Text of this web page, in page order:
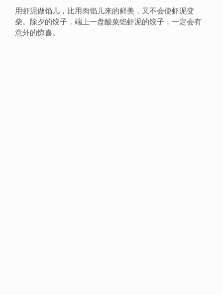
用虾泥做馅儿，比用肉馅儿来的鲜美，又不会使虾泥变
柴。除夕的饺子，端上一盘酸菜馅虾泥的饺子，一定会有
意外的惊喜。